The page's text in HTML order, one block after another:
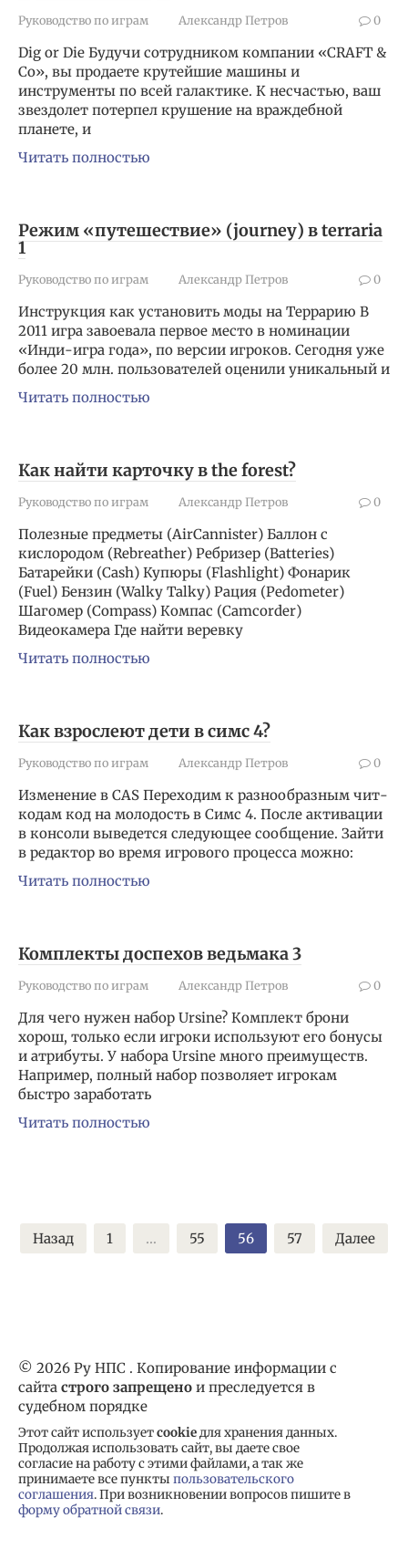
Руководство по играм Александр Петров 0
Dig or Die Будучи сотрудником компании «CRAFT &
Co», вы продаете крутейшие машины и
инструменты по всей галактике. К несчастью, ваш
звездолет потерпел крушение на враждебной
планете, и
Читать полностью
Режим «путешествие» (journey) в terraria
1
Руководство по играм Александр Петров 0
Инструкция как установить моды на Террарию В
2011 игра завоевала первое место в номинации
«Инди-игра года», по версии игроков. Сегодня уже
более 20 млн. пользователей оценили уникальный и
Читать полностью
Как найти карточку в the forest?
Руководство по играм Александр Петров 0
Полезные предметы (AirCannister) Баллон с
кислородом (Rebreather) Ребризер (Batteries)
Батарейки (Cash) Купюры (Flashlight) Фонарик
(Fuel) Бензин (Walky Talky) Рация (Pedometer)
Шагомер (Compass) Компас (Camcorder)
Видеокамера Где найти веревку
Читать полностью
Как взрослеют дети в симс 4?
Руководство по играм Александр Петров 0
Изменение в CAS Переходим к разнообразным чит-
кодам код на молодость в Симс 4. После активации
в консоли выведется следующее сообщение. Зайти
в редактор во время игрового процесса можно:
Читать полностью
Комплекты доспехов ведьмака 3
Руководство по играм Александр Петров 0
Для чего нужен набор Ursine? Комплект брони
хорош, только если игроки используют его бонусы
и атрибуты. У набора Ursine много преимуществ.
Например, полный набор позволяет игрокам
быстро заработать
Читать полностью
Пагинация
записей
Назад 1 … 55 56 57 Далее
© 2026 Ру НПС . Копирование информации с
сайта строго запрещено и преследуется в
судебном порядке
Этот сайт используетcookieдля хранения данных.
Продолжая использовать сайт, вы даете свое
согласие на работу с этими файлами, а так же
принимаете все пункты пользовательского
соглашения. При возникновении вопросов пишите в
форму обратной связи.